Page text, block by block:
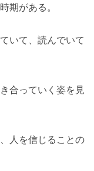
期がある。
いて、読んでいて
合っていく姿を見
人を信じることの